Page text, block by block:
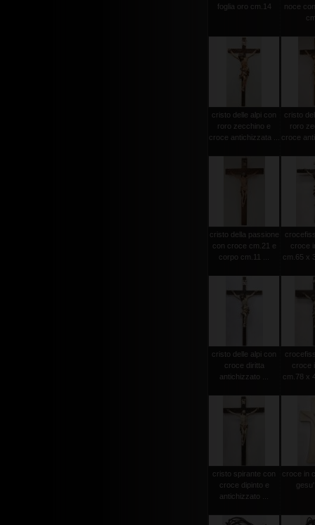
foglia oro cm.14
noce
cristo delle alpi con
roro zecchino e
croce antichizzata ...
cristo
roro
croce
cristo della passione
con croce cm.21 e
corpo cm.11 ...
croce
cm.65 x
cristo delle alpi con
croce diritta
antichizzato ...
croce
cm.78 x
cristo spirante con
croce dipinto e
antichizzato ...
croce in